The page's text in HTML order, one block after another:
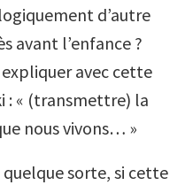
d’autre
avant l’enfance ?
avec cette
: « (transmettre) la
nous vivons… »
sorte, si cette